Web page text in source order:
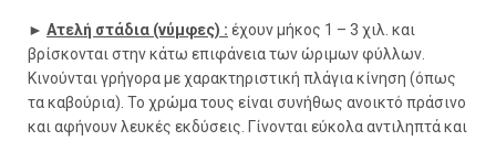
► Ατελή στάδια (νύμφες) : έχουν μήκος 1 – 3 χιλ. και
βρίσκονται στην κάτω επιφάνεια των ώριμων φύλλων.
Κινούνται γρήγορα με χαρακτηριστική πλάγια κίνηση (όπως
τα καβούρια). Το χρώμα τους είναι συνήθως ανοικτό πράσινο
και αφήνουν λευκές εκδύσεις. Γίνονται εύκολα αντιληπτά και